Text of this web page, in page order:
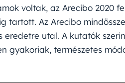
voltak, az Arecibo 2020
tartott. Az Arecibo
eredetre utal. A kutatók
gyakoriak, természetes